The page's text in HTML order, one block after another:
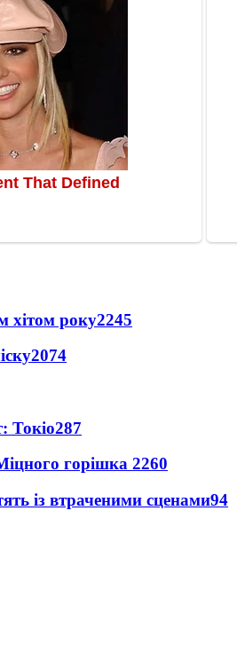
хітом року2245
2074
Токіо287
горішка 2260
із втраченими сценами94